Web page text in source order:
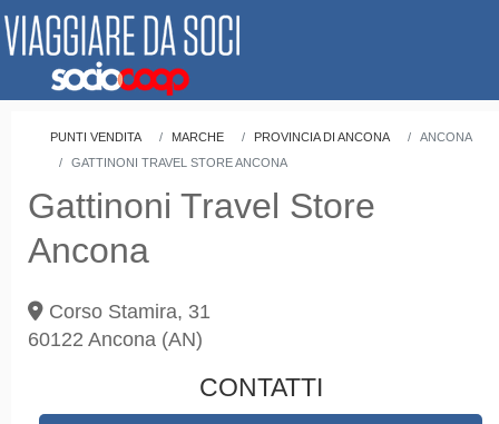
PUNTI VENDITA MARCHE PROVINCIA DI ANCONA
ANCONA
GATTINONI TRAVEL STORE ANCONA
Gattinoni Travel Store
Ancona
Corso Stamira, 31
60122 Ancona (AN)
CONTATTI